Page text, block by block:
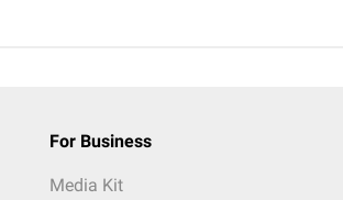
For Business
Media Kit